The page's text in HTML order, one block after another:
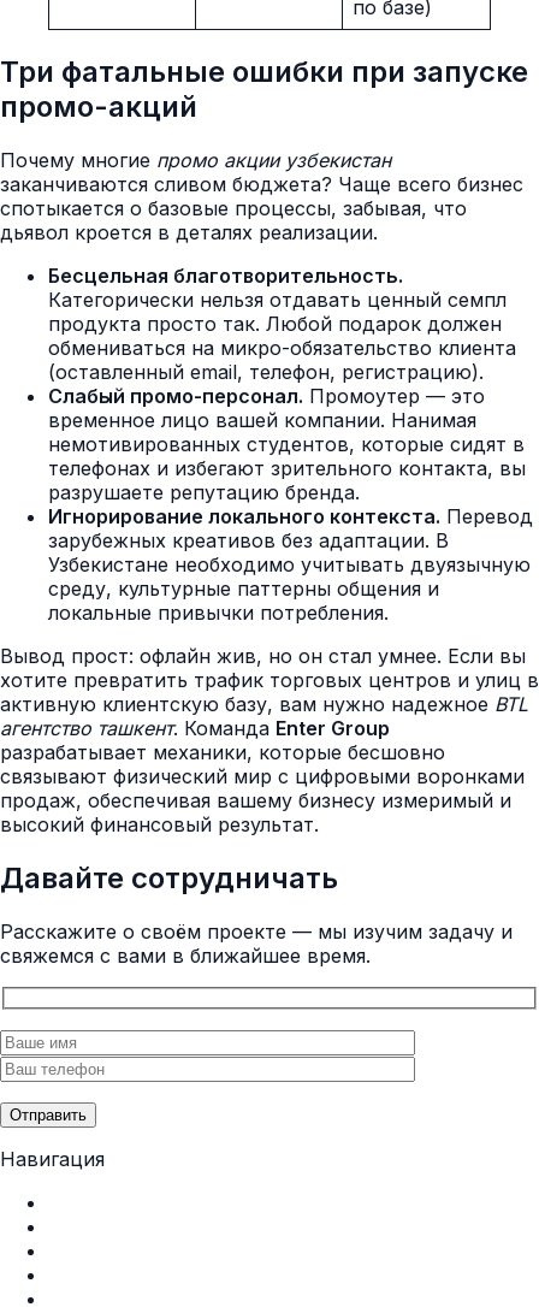
по базе)
Три фатальные ошибки при запуске
промо-акций
Почему многие промо акции узбекистан
заканчиваются сливом бюджета? Чаще всего бизнес
спотыкается о базовые процессы, забывая, что
дьявол кроется в деталях реализации.
Бесцельная благотворительность.
Категорически нельзя отдавать ценный семпл
продукта просто так. Любой подарок должен
обмениваться на микро-обязательство клиента
(оставленный email, телефон, регистрацию).
Слабый промо-персонал. Промоутер — это
временное лицо вашей компании. Нанимая
немотивированных студентов, которые сидят в
телефонах и избегают зрительного контакта, вы
разрушаете репутацию бренда.
Игнорирование локального контекста. Перевод
зарубежных креативов без адаптации. В
Узбекистане необходимо учитывать двуязычную
среду, культурные паттерны общения и
локальные привычки потребления.
Вывод прост: офлайн жив, но он стал умнее. Если вы
хотите превратить трафик торговых центров и улиц в
активную клиентскую базу, вам нужно надежное BTL
агентство ташкент. Команда Enter Group
разрабатывает механики, которые бесшовно
связывают физический мир с цифровыми воронками
продаж, обеспечивая вашему бизнесу измеримый и
высокий финансовый результат.
Давайте сотрудничать
Расскажите о своём проекте — мы изучим задачу и
свяжемся с вами в ближайшее время.
Отправить
Навигация